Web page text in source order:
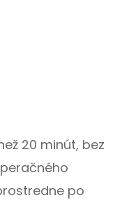
20 minút, bez
po